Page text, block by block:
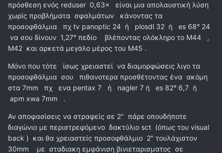
πρόσθεση ενός reduser 0,63× είναι μια απολαυστική λύση
χωρίς προβλήματα σφαλμάτων κάνοντας τα
προσοφθάλμια πχ tv panoptic 24 ή plosdl 32 ή es 68° 24
να σου δίνουν 1,27° πεδίο βλέποντας ολόκληρο το Μ44 ,
Μ42 και αρκετά μεγάλο μέρος του Μ45 .
Μόνο που τότε ίσως χρειαστεί να διαμορφώσεις λιγο τα
προσοφθάλμια σου πιθανοτερα προσθέτοντας ένα ακόμη
στα 7mm πχ ενα pentax 7 ή nagler 7 ή es 82° 6,7 ή
apm xwa 7mm .
Αν αποφασίσεις να στραφείς σε 2" πάρε οπουδήποτε
διαγώνιο με περιστρεφόμενο δακτύλιο sct (όπως του visual
back ) και θα χρειαστείς προσοφθάλμιο 2" τουλάχιστον
30mm με σταδιακη εμφάνιση βινιεταρισματος σε